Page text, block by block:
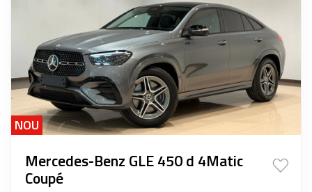
NOU
Mercedes-Benz GLE 450 d 4Matic
Coupé